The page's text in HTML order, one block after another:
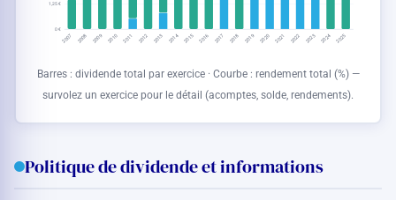
0 €
1,25 €
2007 2008 2009 2010 2011 2012 2013 2014 2015 2016 2017 2018 2019 2020 2021 2022 2023 2024 2025
Barres : dividende total par exercice · Courbe : rendement total (%) —
survolez un exercice pour le détail (acomptes, solde, rendements).
Politique de dividende et informations